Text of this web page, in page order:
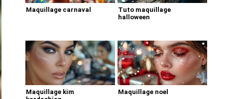
Maquillage carnaval
Tuto maquillage
halloween
Maquillage kim
Maquillage noel